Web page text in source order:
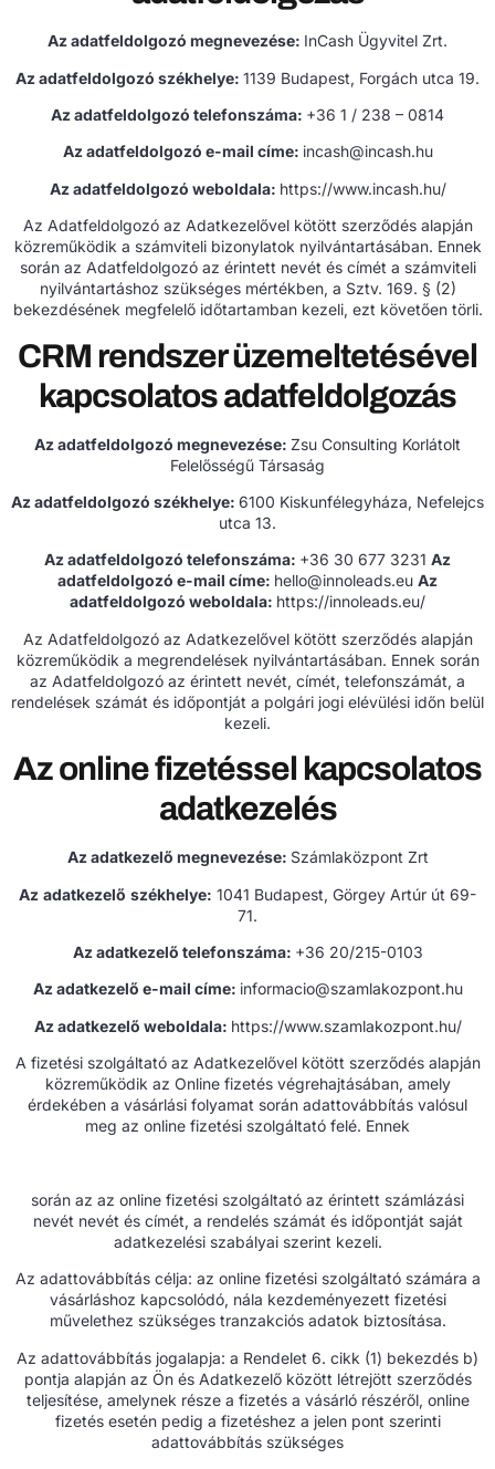
Az adatfeldolgozó megnevezése: InCash Ügyvitel Zrt.
Az adatfeldolgozó székhelye: 1139 Budapest, Forgách utca 19.
Az adatfeldolgozó telefonszáma: +36 1 / 238 – 0814
Az adatfeldolgozó e-mail címe: incash@incash.hu
Az adatfeldolgozó weboldala: https://www.incash.hu/
Az Adatfeldolgozó az Adatkezelővel kötött szerződés alapján
közreműködik a számviteli bizonylatok nyilvántartásában. Ennek
során az Adatfeldolgozó az érintett nevét és címét a számviteli
nyilvántartáshoz szükséges mértékben, a Sztv. 169. § (2)
bekezdésének megfelelő időtartamban kezeli, ezt követően törli.
CRM rendszer üzemeltetésével
kapcsolatos adatfeldolgozás
Az adatfeldolgozó megnevezése: Zsu Consulting Korlátolt
Felelősségű Társaság
Az adatfeldolgozó székhelye: 6100 Kiskunfélegyháza, Nefelejcs
utca 13.
Az adatfeldolgozó telefonszáma: +36 30 677 3231 Az
adatfeldolgozó e-mail címe: hello@innoleads.eu Az
adatfeldolgozó weboldala: https://innoleads.eu/
Az Adatfeldolgozó az Adatkezelővel kötött szerződés alapján
közreműködik a megrendelések nyilvántartásában. Ennek során
az Adatfeldolgozó az érintett nevét, címét, telefonszámát, a
rendelések számát és időpontját a polgári jogi elévülési időn belül
kezeli.
Az online fizetéssel kapcsolatos
adatkezelés
Az adatkezelő megnevezése: Számlaközpont Zrt
Az adatkezelő székhelye: 1041 Budapest, Görgey Artúr út 69-
71.
Az adatkezelő telefonszáma: +36 20/215-0103
Az adatkezelő e-mail címe: informacio@szamlakozpont.hu
Az adatkezelő weboldala: https://www.szamlakozpont.hu/
A fizetési szolgáltató az Adatkezelővel kötött szerződés alapján
közreműködik az Online fizetés végrehajtásában, amely
érdekében a vásárlási folyamat során adattovábbítás valósul
meg az online fizetési szolgáltató felé. Ennek
során az az online fizetési szolgáltató az érintett számlázási
nevét nevét és címét, a rendelés számát és időpontját saját
adatkezelési szabályai szerint kezeli.
Az adattovábbítás célja: az online fizetési szolgáltató számára a
vásárláshoz kapcsolódó, nála kezdeményezett fizetési
művelethez szükséges tranzakciós adatok biztosítása.
Az adattovábbítás jogalapja: a Rendelet 6. cikk (1) bekezdés b)
pontja alapján az Ön és Adatkezelő között létrejött szerződés
teljesítése, amelynek része a fizetés a vásárló részéről, online
fizetés esetén pedig a fizetéshez a jelen pont szerinti
adattovábbítás szükséges